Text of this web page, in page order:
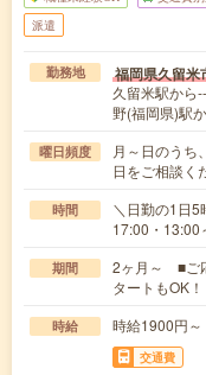
派遣
勤務地 福岡県久留米
久留米駅から
野(福岡県)駅
曜日頻度
月～日のうち
日をご相談く
時間
＼日勤の1日5
17:00・
期間
2ヶ月～ ■ご
タートもOK！
時給 時給1900円
交通費